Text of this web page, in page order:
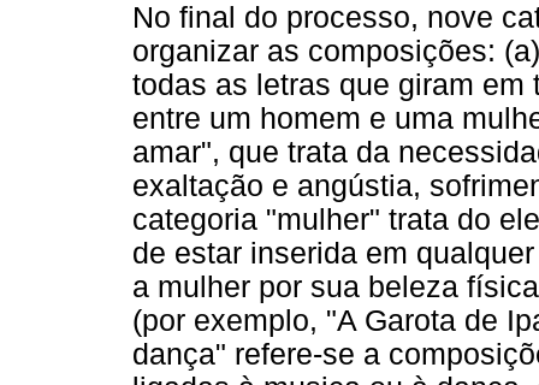
No final do processo, nove
organizar as composições:
todas as letras que giram
entre um homem e uma
amar", que trata da
exaltação e angústia,
categoria "mulher" trata do
de estar inserida em
a mulher por sua beleza
(por exemplo, "A Garota de
dança" refere-se a